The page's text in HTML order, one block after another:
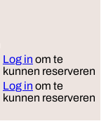
Log in om te
kunnen reserveren
Log in om te
kunnen reserveren